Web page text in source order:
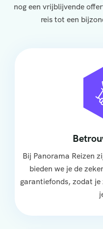
nog een vrijblijvende
reis tot een
Bij Panorama Reizen
bieden we je de
garantiefonds, zodat je